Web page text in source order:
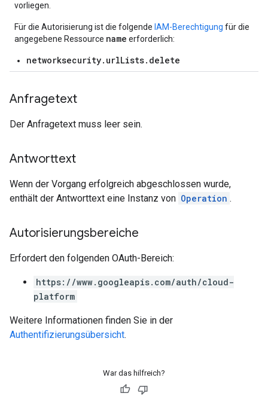
vorliegen.
Für die Autorisierung ist die folgende IAM-Berechtigung für die
angegebene Ressource name erforderlich:
networksecurity.urlLists.delete
Anfragetext
Der Anfragetext muss leer sein.
Antworttext
Wenn der Vorgang erfolgreich abgeschlossen wurde,
enthält der Antworttext eine Instanz von Operation .
Autorisierungsbereiche
Erfordert den folgenden OAuth-Bereich:
https://www.googleapis.com/auth/cloud-
platform
Weitere Informationen finden Sie in der
Authentifizierungsübersicht.
War das hilfreich?